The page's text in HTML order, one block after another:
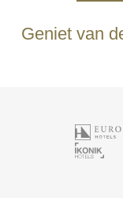
Geniet van